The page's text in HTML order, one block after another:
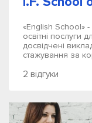
«English School»
освітні послуги
досвідчені
стажування за
2 відгуки